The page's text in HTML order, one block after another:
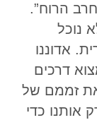
הרוח”.
נוכל
אדוננו
דרכים
זממם של
אותנו כדי